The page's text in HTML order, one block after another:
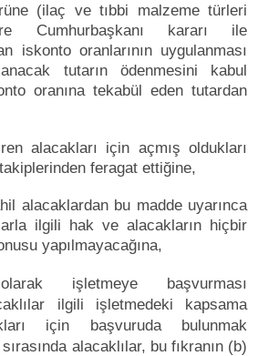
(ilaç ve tıbbi malzeme türleri
Cumhurbaşkanı kararı ile
iskonto oranlarının uygulanması
tutarın ödenmesini kabul
oranına tekabül eden tutardan
alacakları için açmış oldukları
feragat ettiğine,
alacaklardan bu madde uyarınca
ilgili hak ve alacakların hiçbir
yapılmayacağına,
işletmeye başvurması
ilgili işletmedeki kapsama
için başvuruda bulunmak
alacaklılar, bu fıkranın (b)